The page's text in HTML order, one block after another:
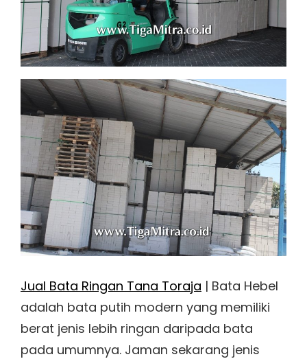
Jual Bata Ringan Tana Toraja | Bata Hebel
adalah bata putih modern yang memiliki
berat jenis lebih ringan daripada bata
pada umumnya. Jaman sekarang jenis